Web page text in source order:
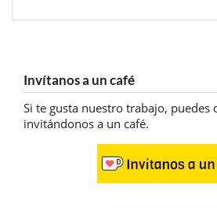
Invítanos a un café
Si te gusta nuestro trabajo, puedes
invitándonos a un café.